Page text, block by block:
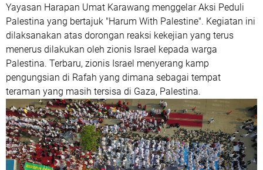
Yayasan Harapan Umat Karawang menggelar Aksi Peduli
Palestina yang bertajuk "Harum With Palestine". Kegiatan ini
dilaksanakan atas dorongan reaksi kekejian yang terus
menerus dilakukan oleh zionis Israel kepada warga
Palestina. Terbaru, zionis Israel menyerang kamp
pengungsian di Rafah yang dimana sebagai tempat
teraman yang masih tersisa di Gaza, Palestina.